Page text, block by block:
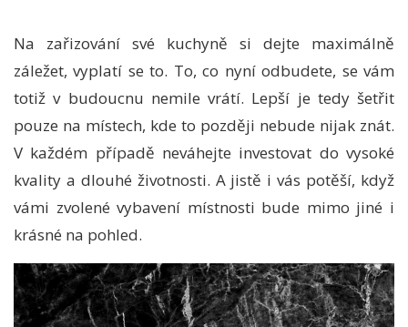
Na zařizování své kuchyně si dejte maximálně
záležet, vyplatí se to. To, co nyní odbudete, se vám
totiž v budoucnu nemile vrátí. Lepší je tedy šetřit
pouze na místech, kde to později nebude nijak znát.
V každém případě neváhejte investovat do vysoké
kvality a dlouhé životnosti. A jistě i vás potěší, když
vámi zvolené vybavení místnosti bude mimo jiné i
krásné na pohled.